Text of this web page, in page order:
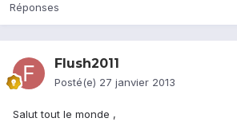
Réponses
Flush2011
Posté(e) 27 janvier 2013
Salut tout le monde ,